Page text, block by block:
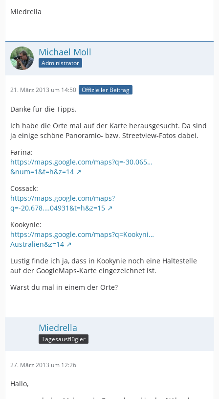
Miedrella
Michael Moll
Administrator
21. März 2013 um 14:50 Offizieller Beitrag
Danke für die Tipps.
Ich habe die Orte mal auf der Karte herausgesucht. Da sind
ja einige schöne Panoramio- bzw. Streetview-Fotos dabei.
Farina:
https://maps.google.com/maps?q=-30.065…
&num=1&t=h&z=14
Cossack:
https://maps.google.com/maps?
q=-20.678….04931&t=h&z=15
Kookynie:
https://maps.google.com/maps?q=Kookyni…
Australien&z=14
Lustig finde ich ja, dass in Kookynie noch eine Haltestelle
auf der GoogleMaps-Karte eingezeichnet ist.
Warst du mal in einem der Orte?
Miedrella
Tagesausflügler
27. März 2013 um 12:26
Hallo,